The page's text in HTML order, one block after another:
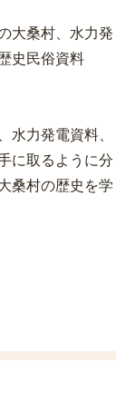
大桑村、水力発
史民俗資料
水力発電資料、
に取るように分
桑村の歴史を学